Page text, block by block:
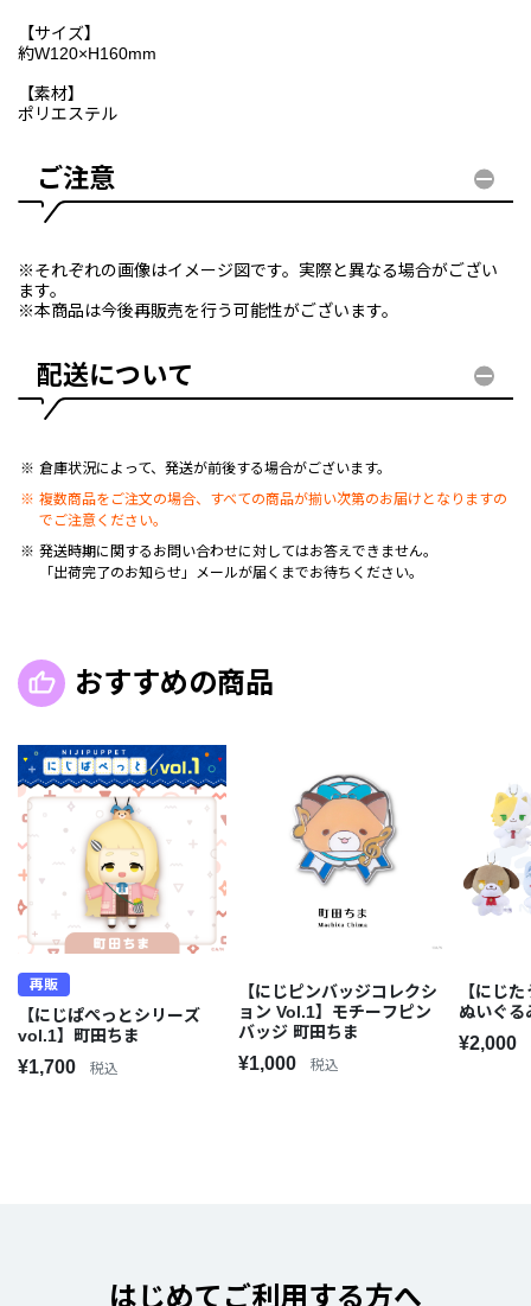
【サイズ】
約W120×H160mm
【素材】
ポリエステル
ご注意
※それぞれの画像はイメージ図です。実際と異なる場合がござい
ます。
※本商品は今後再販売を行う可能性がございます。
配送について
倉庫状況によって、発送が前後する場合がございます。
複数商品をご注文の場合、すべての商品が揃い次第のお届けとなりますの
でご注意ください。
発送時期に関するお問い合わせに対してはお答えできません。
「出荷完了のお知らせ」メールが届くまでお待ちください。
おすすめの商品
再販
【にじぱぺっとシリーズ
vol.1】町田ちま
¥1,700 税込
【にじピンバッジコレクシ
ョン Vol.1】モチーフピン
バッジ 町田ちま
¥1,000 税込
【にじ
ぬいぐる
¥2,000
はじめてご利用する方へ